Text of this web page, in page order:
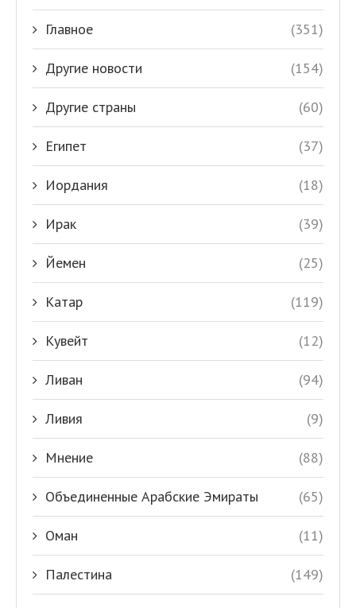
Главное (351)
Другие новости (154)
Другие страны (60)
Египет (37)
Иордания (18)
Ирак (39)
Йемен (25)
Катар (119)
Кувейт (12)
Ливан (94)
Ливия (9)
Мнение (88)
Объединенные Арабские Эмираты (65)
Оман (11)
Палестина (149)